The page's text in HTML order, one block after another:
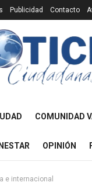
Publicidad Contacto
COMUNIDAD
OPINIÓN
e internacional